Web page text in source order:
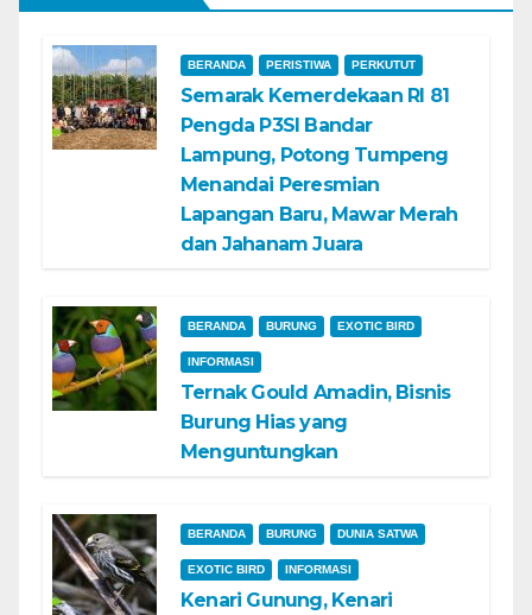
BERANDA PERISTIWA PERKUTUT
Semarak Kemerdekaan RI 81
Pengda P3SI Bandar
Lampung, Potong Tumpeng
Menandai Peresmian
Lapangan Baru, Mawar Merah
dan Jahanam Juara
BERANDA BURUNG EXOTIC BIRD
INFORMASI
Ternak Gould Amadin, Bisnis
Burung Hias yang
Menguntungkan
BERANDA BURUNG DUNIA SATWA
EXOTIC BIRD INFORMASI
Kenari Gunung, Kenari